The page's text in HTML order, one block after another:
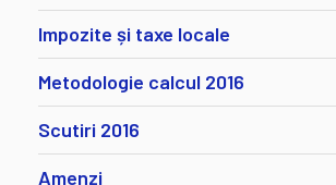
Impozite și taxe locale
Metodologie calcul 2016
Scutiri 2016
Amenzi